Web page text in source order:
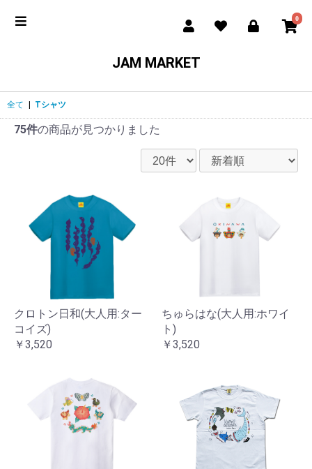
0
JAM MARKET
全て Tシャツ
75件の商品が見つかりました
クロトン日和(大人用:ター
コイズ)
￥3,520
ちゅらはな(大人用:ホワイ
ト)
￥3,520